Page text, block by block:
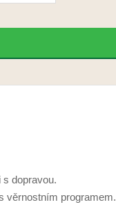
s dopravou.
věrnostním programem.